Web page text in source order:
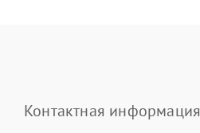
Контактная информация